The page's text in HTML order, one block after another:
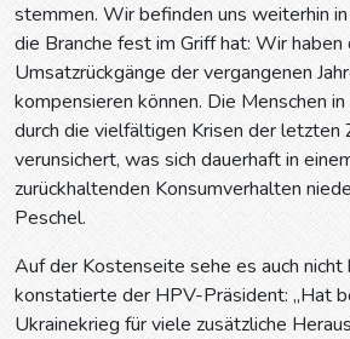
stemmen. Wir befinden uns weiterhin
die Branche fest im Griff hat: Wir haben
Umsatzrückgänge der vergangenen
kompensieren können. Die Menschen
durch die vielfältigen Krisen der letzten
verunsichert, was sich dauerhaft in
zurückhaltenden Konsumverhalten
Peschel.
Auf der Kostenseite sehe es auch nicht
konstatierte der HPV-Präsident: „Hat
Ukrainekrieg für viele zusätzliche